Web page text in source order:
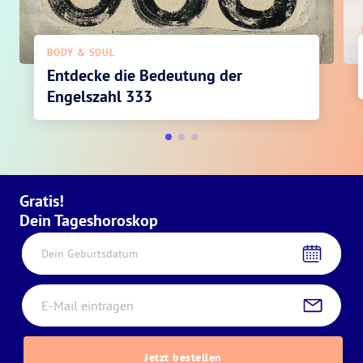
BODY & SOUL
Entdecke die Bedeutung der
Engelszahl 333
Gratis!
Dein Tageshoroskop
Dein Geburtsdatum
Jetzt bestellen